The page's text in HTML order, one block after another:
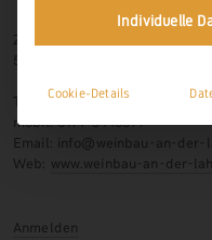
Zur Hasenlay 10
56379 Scheidt
Tel.: 06439-326 523
mobil: 0171-3445599
Email: info@weinbau-an-der-
Web: www.weinbau-an-der-
Anmelden
Individuelle
Cookie-Details